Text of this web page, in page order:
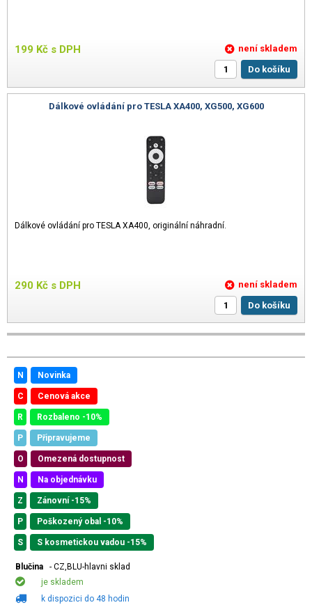
199 Kč s DPH
není skladem
Do košíku
Dálkové ovládání pro TESLA XA400, XG500, XG600
Dálkové ovládání pro TESLA XA400, originální náhradní.
290 Kč s DPH
není skladem
Do košíku
N Novinka
C Cenová akce
R Rozbaleno -10%
P Připravujeme
O Omezená dostupnost
N Na objednávku
Z Zánovní -15%
P Poškozený obal -10%
S S kosmetickou vadou -15%
Blučina
- CZ,BLU-hlavni sklad
je skladem
k dispozici do 48 hodin